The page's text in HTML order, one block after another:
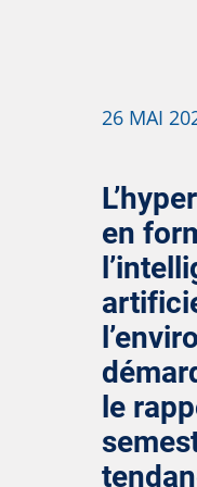
26 MAI
en
le